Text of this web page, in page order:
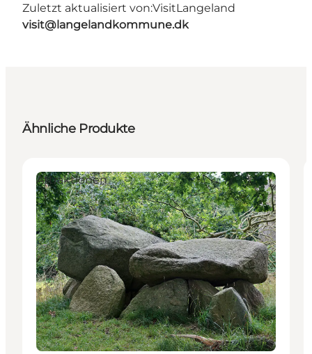
Zuletzt aktualisiert von:VisitLangeland
visit@langelandkommune.dk
Ähnliche Produkte
Attraktionen